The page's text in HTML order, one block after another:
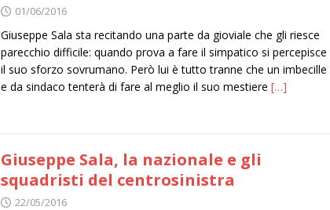
01/06/2016
Giuseppe Sala sta recitando una parte da gioviale che gli riesce
parecchio difficile: quando prova a fare il simpatico si percepisce
il suo sforzo sovrumano. Però lui è tutto tranne che un imbecille
e da sindaco tenterà di fare al meglio il suo mestiere […]
Giuseppe Sala, la nazionale e gli
squadristi del centrosinistra
22/05/2016